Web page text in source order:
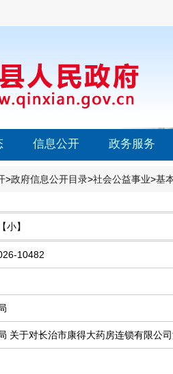
信息公开 政务服务
>政府信息公开目录>社会公益事业>基
【小】
10482
关于对长治市康得大药房连锁有限公